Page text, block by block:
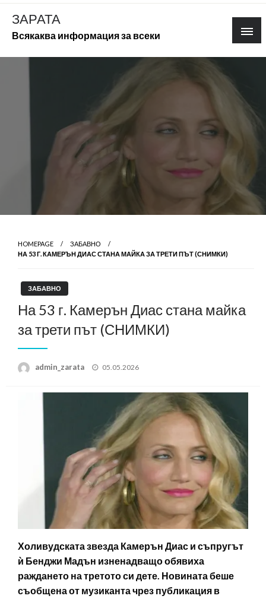
Skip
content
ЗАРАТА
Всякаква информация за всеки
HOMEPAGE
ЗАБАВНО
НА 53 Г. КАМЕРЪН ДИАС СТАНА МАЙКА ЗА ТРЕТИ ПЪТ (СНИМКИ)
ЗАБАВНО
На 53 г. Камерън Диас стана майка
за трети път (СНИМКИ)
admin_zarata
Posted
05.05.2026
Холивудската звезда Камерън Диас и съпругът
ѝ Бенджи Мадън изненадващо обявиха
раждането на третото си дете. Новината беше
съобщена от музиканта чрез публикация в